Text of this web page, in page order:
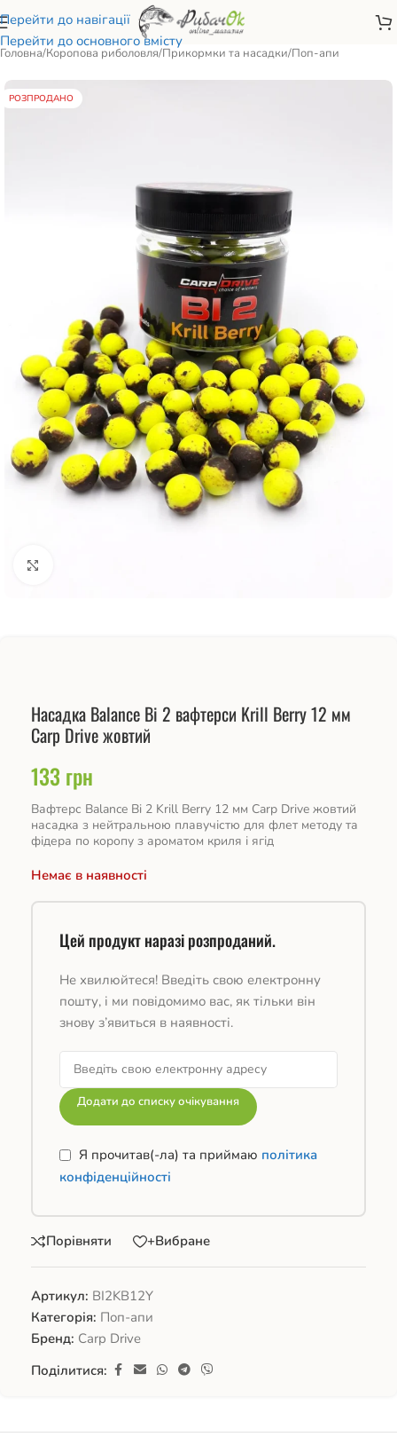
Перейти до навігації
Перейти до основного вмісту
Головна/Коропова риболовля/Прикормки та насадки/Поп-апи
РОЗПРОДАНО
Насадка Balance Bi 2 вафтерси Krill Berry 12 мм
Carp Drive жовтий
133 грн
Вафтерс Balance Bi 2 Krill Berry 12 мм Carp Drive жовтий
насадка з нейтральною плавучістю для флет методу та
фідера по коропу з ароматом криля і ягід
Немає в наявності
Цей продукт наразі розпроданий.
Не хвилюйтеся! Введіть свою електронну
пошту, і ми повідомимо вас, як тільки він
знову з’явиться в наявності.
Додати до списку очікування
Я прочитав(-ла) та приймаю політика
конфіденційності
Порівняти +Вибране
Артикул: BI2KB12Y
Категорія: Поп-апи
Бренд: Carp Drive
Поділитися: